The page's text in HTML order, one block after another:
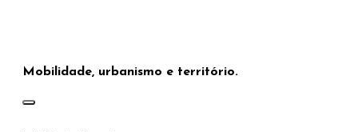
Mobilidade, urbanismo e território.